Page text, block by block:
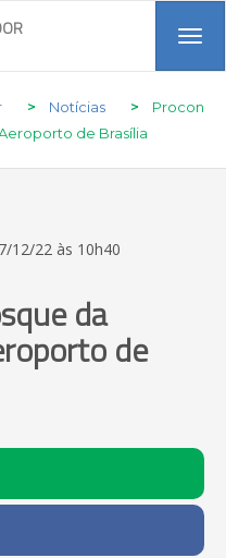
> Notícias >
Procon
de Brasília
12/22 às 10h40
da
de